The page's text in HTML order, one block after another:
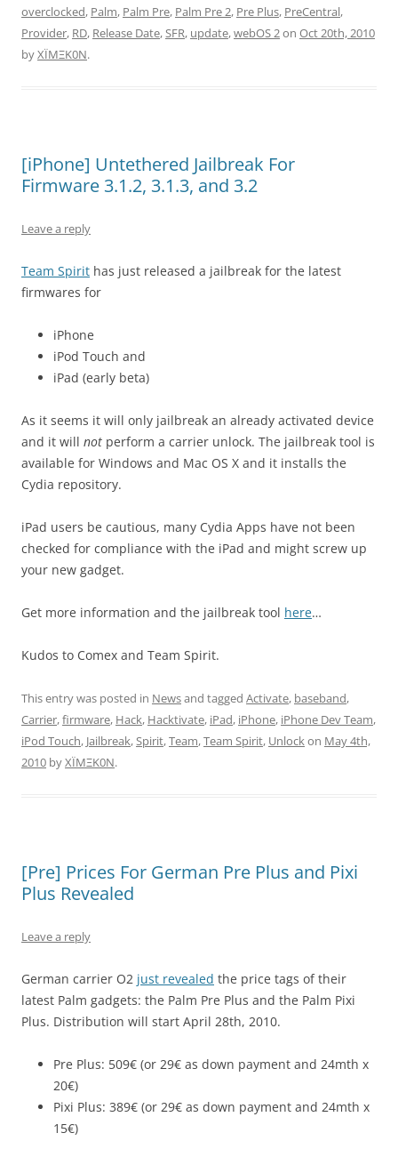
overclocked, Palm, Palm Pre, Palm Pre 2, Pre Plus, PreCentral,
Provider, RD, Release Date,SFR, update,webOS 2on Oct 20th, 2010
byXÏMΞK0N.
[iPhone] Untethered Jailbreak For
Firmware 3.1.2, 3.1.3, and 3.2
Leave a reply
Team Spirit has just released a jailbreak for the latest
firmwares for
iPhone
iPod Touch and
iPad (early beta)
As it seems it will only jailbreak an already activated device
and it will not perform a carrier unlock. The jailbreak tool is
available for Windows and Mac OS X and it installs the
Cydia repository.
iPad users be cautious, many Cydia Apps have not been
checked for compliance with the iPad and might screw up
your new gadget.
Get more information and the jailbreak tool here…
Kudos to Comex and Team Spirit.
This entry was posted in Newsand tagged Activate, baseband,
Carrier,firmware, Hack, Hacktivate, iPad, iPhone, iPhone Dev Team,
iPod Touch, Jailbreak,Spirit,Team,Team Spirit, Unlockon May 4th,
2010 byXÏMΞK0N.
[Pre] Prices For German Pre Plus and Pixi
Plus Revealed
Leave a reply
German carrier O2 just revealed the price tags of their
latest Palm gadgets: the Palm Pre Plus and the Palm Pixi
Plus. Distribution will start April 28th, 2010.
Pre Plus: 509€ (or 29€ as down payment and 24mth x
20€)
Pixi Plus: 389€ (or 29€ as down payment and 24mth x
15€)